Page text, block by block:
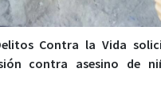
Contra la Vida
contra asesino de